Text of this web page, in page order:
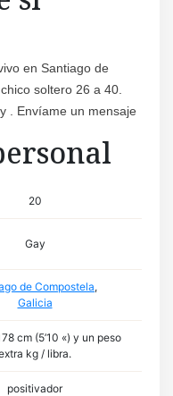
en Santiago de
soltero 26 a 40.
. Envíame un mensaje
20
Gay
de Compostela,
Galicia
cm (5’10 «) y un peso
kg / libra.
positivador